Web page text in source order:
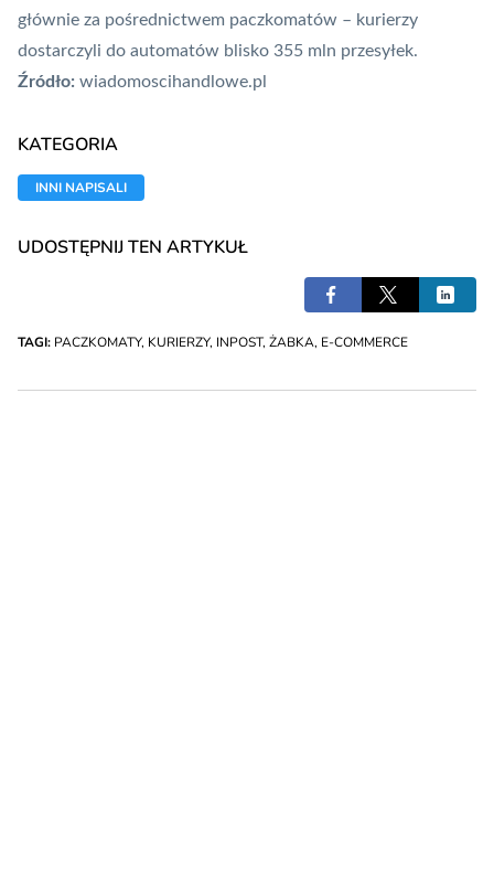
głównie za pośrednictwem paczkomatów – kurierzy
dostarczyli do automatów blisko 355 mln przesyłek.
Źródło: wiadomoscihandlowe.pl
KATEGORIA
INNI NAPISALI
UDOSTĘPNIJ TEN ARTYKUŁ
TAGI: PACZKOMATY, KURIERZY, INPOST, ŻABKA, E-COMMERCE